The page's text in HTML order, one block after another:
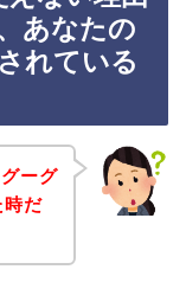
あなたの
れている
ーグ
時だ